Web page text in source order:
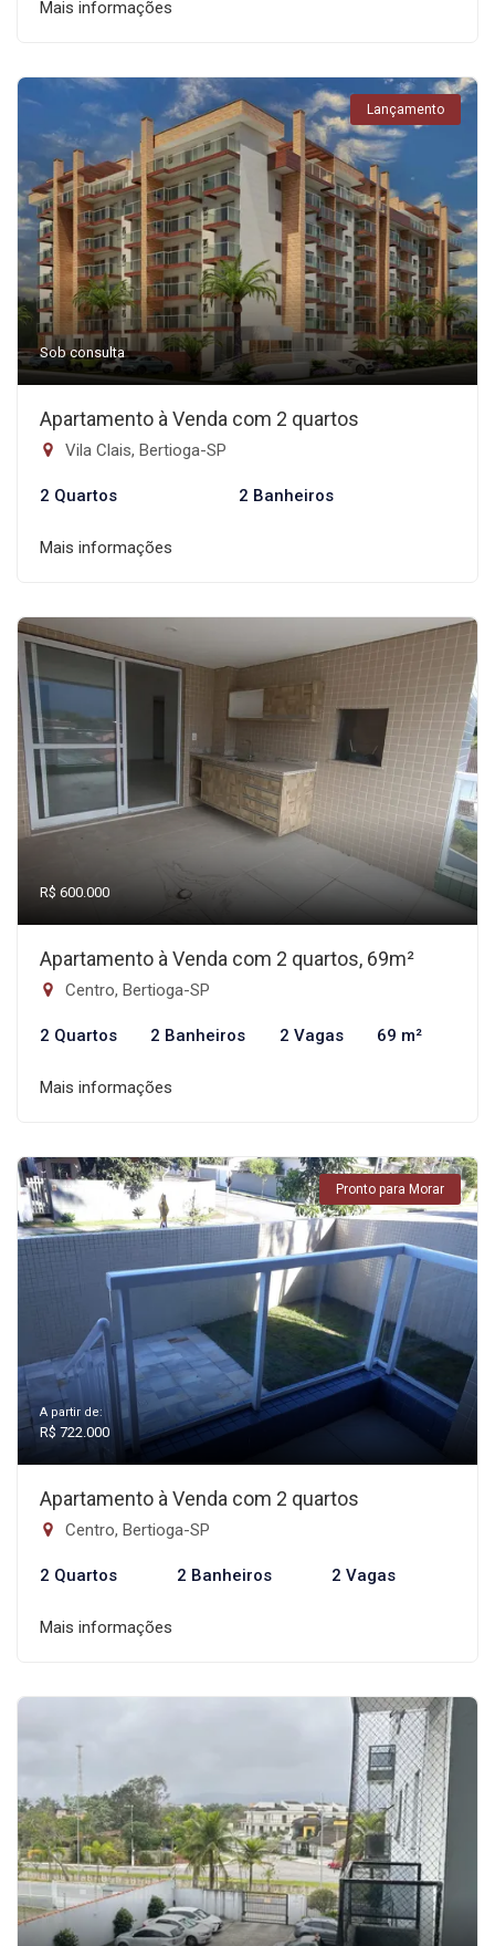
Mais informações
Lançamento
Sob consulta
Apartamento à Venda com 2 quartos
Vila Clais, Bertioga-SP
2 Quartos 2 Banheiros
Mais informações
R$ 600.000
Apartamento à Venda com 2 quartos, 69m²
Centro, Bertioga-SP
2 Quartos 2 Banheiros 2 Vagas 69 m²
Mais informações
Pronto para Morar
A partir de:
R$ 722.000
Apartamento à Venda com 2 quartos
Centro, Bertioga-SP
2 Quartos 2 Banheiros 2 Vagas
Mais informações